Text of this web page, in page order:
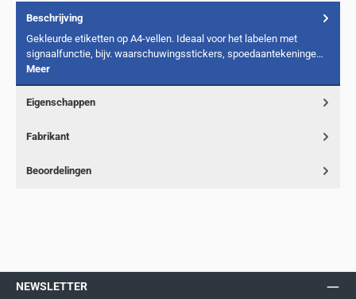
Beschrijving
Gekleurde etiketten op A4-vellen. Ideaal voor het labelen met
signaalfunctie, bijv. waarschuwingsstickers, spoedaantekeninge…
Meer
Eigenschappen
Fabrikant
Beoordelingen
NEWSLETTER